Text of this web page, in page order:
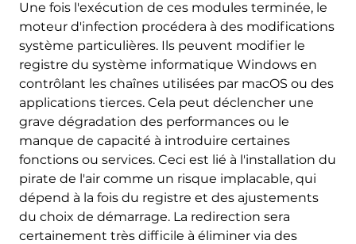
Une fois l'exécution de ces modules terminée, le
moteur d'infection procédera à des modifications
système particulières. Ils peuvent modifier le
registre du système informatique Windows en
contrôlant les chaînes utilisées par macOS ou des
applications tierces. Cela peut déclencher une
grave dégradation des performances ou le
manque de capacité à introduire certaines
fonctions ou services. Ceci est lié à l'installation du
pirate de l'air comme un risque implacable, qui
dépend à la fois du registre et des ajustements
du choix de démarrage. La redirection sera
certainement très difficile à éliminer via des